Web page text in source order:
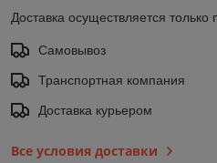
Доставка осуществляется только
Самовывоз
Транспортная компания
Доставка курьером
Все условия доставки